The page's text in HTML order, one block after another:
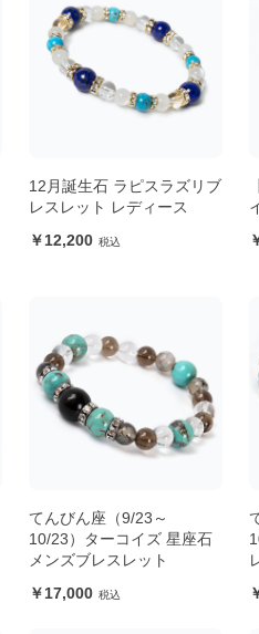
12月誕生石 ラピスラズリブ
レスレット レディース
12,200
てんびん座（9/23～
10/23）ターコイズ 星座石
メンズブレスレット
17,000